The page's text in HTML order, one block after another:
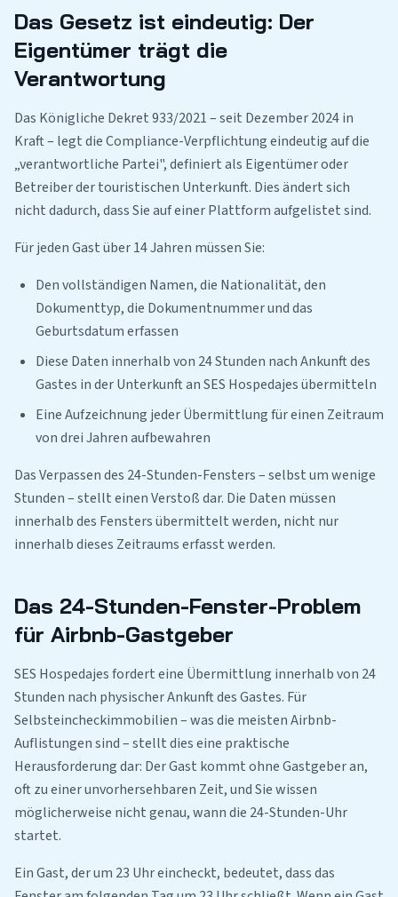
Das Gesetz ist eindeutig: Der
Eigentümer trägt die
Verantwortung
Das Königliche Dekret 933/2021 – seit Dezember 2024 in
Kraft – legt die Compliance-Verpflichtung eindeutig auf die
„verantwortliche Partei", definiert als Eigentümer oder
Betreiber der touristischen Unterkunft. Dies ändert sich
nicht dadurch, dass Sie auf einer Plattform aufgelistet sind.
Für jeden Gast über 14 Jahren müssen Sie:
Den vollständigen Namen, die Nationalität, den
Dokumenttyp, die Dokumentnummer und das
Geburtsdatum erfassen
Diese Daten innerhalb von 24 Stunden nach Ankunft des
Gastes in der Unterkunft an SES Hospedajes übermitteln
Eine Aufzeichnung jeder Übermittlung für einen Zeitraum
von drei Jahren aufbewahren
Das Verpassen des 24-Stunden-Fensters – selbst um wenige
Stunden – stellt einen Verstoß dar. Die Daten müssen
innerhalb des Fensters übermittelt werden, nicht nur
innerhalb dieses Zeitraums erfasst werden.
Das 24-Stunden-Fenster-Problem
für Airbnb-Gastgeber
SES Hospedajes fordert eine Übermittlung innerhalb von 24
Stunden nach physischer Ankunft des Gastes. Für
Selbsteincheckimmobilien – was die meisten Airbnb-
Auflistungen sind – stellt dies eine praktische
Herausforderung dar: Der Gast kommt ohne Gastgeber an,
oft zu einer unvorhersehbaren Zeit, und Sie wissen
möglicherweise nicht genau, wann die 24-Stunden-Uhr
startet.
Ein Gast, der um 23 Uhr eincheckt, bedeutet, dass das